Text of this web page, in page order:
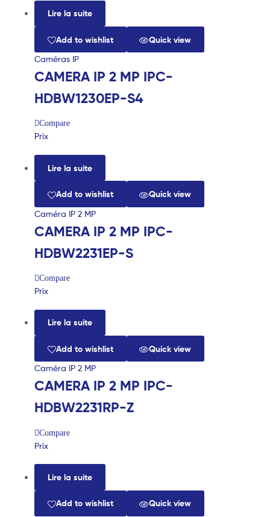
Lire la suite
Add to wishlist Quick view
Caméras IP
CAMERA IP 2 MP IPC-
HDBW1230EP-S4
Compare
Prix
Lire la suite
Add to wishlist Quick view
Caméra IP 2 MP
CAMERA IP 2 MP IPC-
HDBW2231EP-S
Compare
Prix
Lire la suite
Add to wishlist Quick view
Caméra IP 2 MP
CAMERA IP 2 MP IPC-
HDBW2231RP-Z
Compare
Prix
Lire la suite
Add to wishlist Quick view